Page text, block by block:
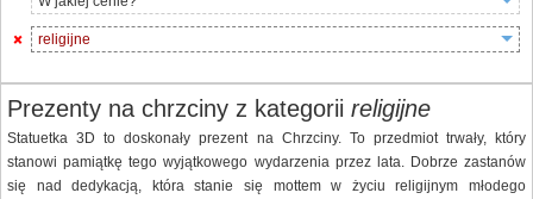
religijne
Prezenty na chrzciny z kategorii religijne
Statuetka 3D to doskonały prezent na Chrzciny. To przedmiot trwały, który
stanowi pamiątkę tego wyjątkowego wydarzenia przez lata. Dobrze zastanów
się nad dedykacją, która stanie się mottem w życiu religijnym młodego